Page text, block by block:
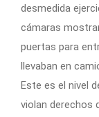
desmedida
cámaras
puertas para
llevaban en
Este es el nivel
violan derechos